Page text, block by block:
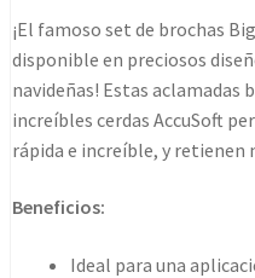
cantidad
¡El famoso set de brochas
disponible en preciosos
navideñas! Estas aclamadas
increíbles cerdas AccuSoft
rápida e increíble, y retienen
Beneficios:
Ideal para una